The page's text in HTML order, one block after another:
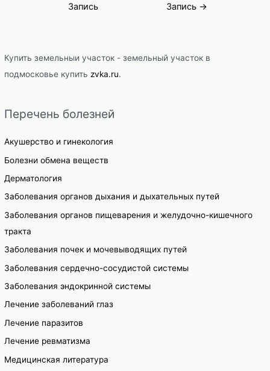
Купить земельныи участок - земельный участок в
подмосковье купить zvka.ru.
Перечень болезней
Акушерство и гинекология
Болезни обмена веществ
Дерматология
Заболевания органов дыхания и дыхательных путей
Заболевания органов пищеварения и желудочно-кишечного
тракта
Заболевания почек и мочевыводящих путей
Заболевания сердечно-сосудистой системы
Заболевания эндокринной системы
Лечение заболеваний глаз
Лечение паразитов
Лечение ревматизма
Медицинская литература
Запись
Запись →